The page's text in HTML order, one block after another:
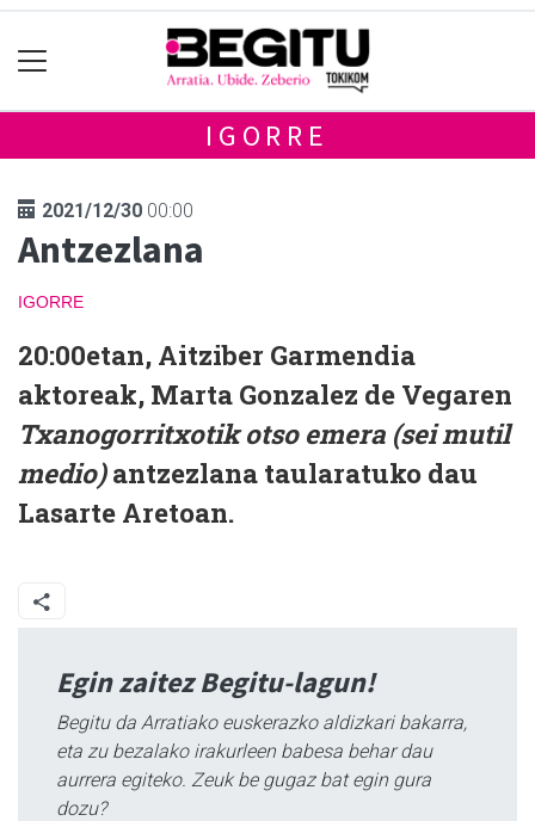
IGORRE
2021/12/30 00:00
Antzezlana
IGORRE
20:00etan, Aitziber Garmendia
aktoreak, Marta Gonzalez de Vegaren
Txanogorritxotik otso emera (sei mutil
medio)antzezlana taularatuko dau
Lasarte Aretoan.
Egin zaitez Begitu-lagun!
Begitu da Arratiako euskerazko aldizkari bakarra,
eta zu bezalako irakurleen babesa behar dau
aurrera egiteko. Zeuk be gugaz bat egin gura
dozu?